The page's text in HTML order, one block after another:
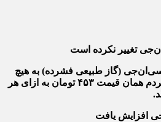
تغییر نکرده است
(گاز طبیعی فشرده) به هیچ
عنوان تغییر نکرده است و مردم همان قیمت ۴۵۳ تومان به ازای هر
افزایش یافت